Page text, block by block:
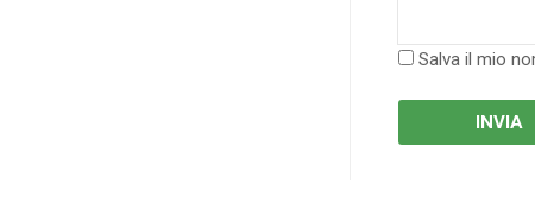
Salva il mio